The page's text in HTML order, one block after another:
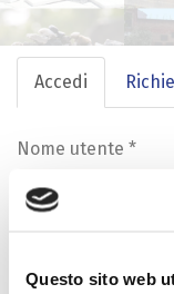
Questo sito web
Schede
primarie
Accedi (scheda
attiva)
Nome utente *